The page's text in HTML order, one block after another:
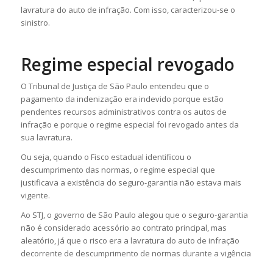
lavratura do auto de infração. Com isso, caracterizou-se o
sinistro.
Regime especial revogado
O Tribunal de Justiça de São Paulo entendeu que o
pagamento da indenização era indevido porque estão
pendentes recursos administrativos contra os autos de
infração e porque o regime especial foi revogado antes da
sua lavratura.
Ou seja, quando o Fisco estadual identificou o
descumprimento das normas, o regime especial que
justificava a existência do seguro-garantia não estava mais
vigente.
Ao STJ, o governo de São Paulo alegou que o seguro-garantia
não é considerado acessório ao contrato principal, mas
aleatório, já que o risco era a lavratura do auto de infração
decorrente de descumprimento de normas durante a vigência